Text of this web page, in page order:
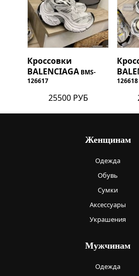
Кроссовки
BALENCIAGA BMS-
126617
25500 РУБ
126618
Женщинам
Одежда
Обувь
Сумки
Аксессуары
Украшения
Мужчинам
Одежда